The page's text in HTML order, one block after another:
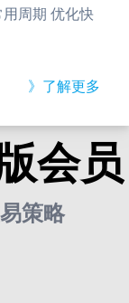
周期 优化快
》了解更多
会员
策略